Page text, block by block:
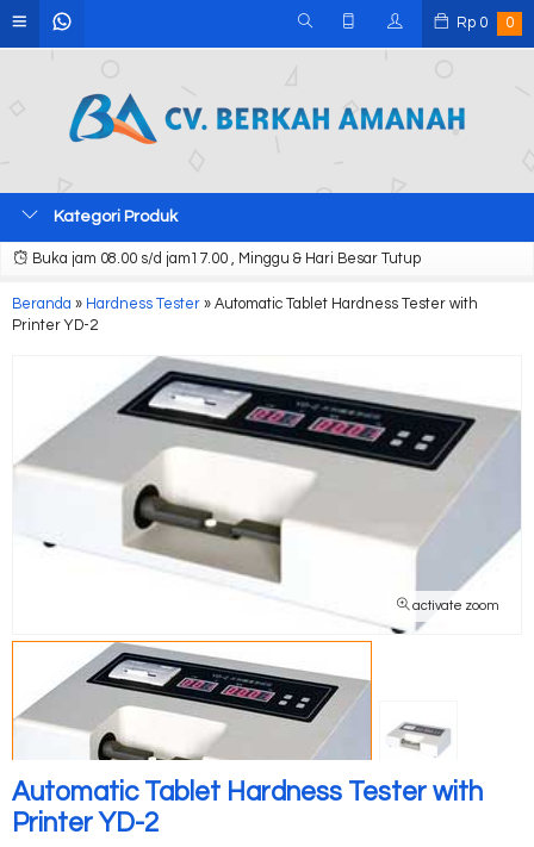
Rp 0 0
Kategori Produk
Buka jam 08.00 s/d jam17.00 , Minggu & Hari Besar Tutup
Beranda » Hardness Tester » Automatic Tablet Hardness Tester with
Printer YD-2
activate zoom
Automatic Tablet Hardness Tester with
Printer YD-2